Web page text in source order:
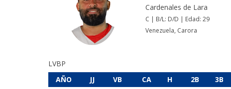
Cardenales de Lara
C | B/L: D/D | Edad: 29
Venezuela, Carora
LVBP
AÑO
JJ VB CA H 2B 3B